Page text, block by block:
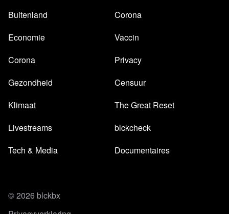
Buitenland
Economie
Corona
Gezondheid
Klimaat
Livestreams
Tech & Media
Corona
Vaccin
Privacy
Censuur
The Great Reset
blckcheck
Documentaires
© 2026 blckbx